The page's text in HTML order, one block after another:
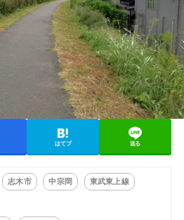
はてブ 送る
志木市 中宗岡 東武東上線